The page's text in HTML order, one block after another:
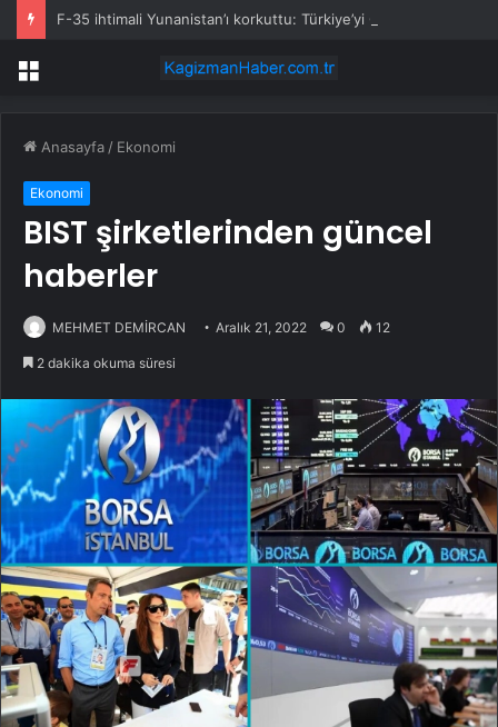
Menü
Anasayfa / Ekonomi
Ekonomi
BIST şirketlerinden güncel
haberler
MEHMET DEMİRCAN Aralık 21, 2022 0 12
2 dakika okuma süresi